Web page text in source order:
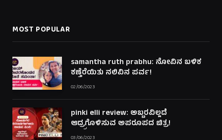
MOST POPULAR
samantha ruth prabhu: ನೋವಿನ ಬಳಿಕ
ಕಣ್ತೆರೆಯಿತು ನಲಿವಿನ ಪರ್ವ!
02/06/2023
pinki elli review: ಅಬ್ಬರವಿಲ್ಲದೆ
ಆದ್ರ್ರಗೊಳಿಸುವ ಅಪರೂಪದ ಚಿತ್ರ!
03/06/2023